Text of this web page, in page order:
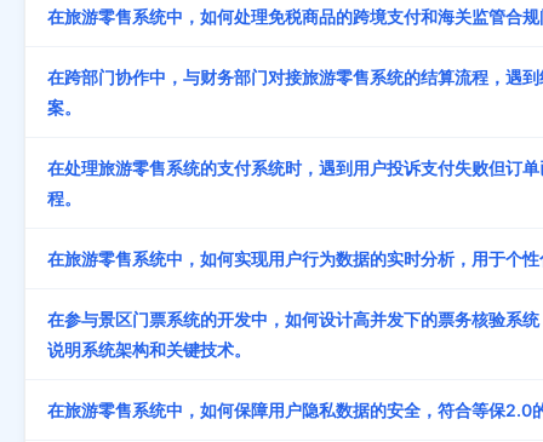
在旅游零售系统中，如何处理免税商品的跨境支付和海关监管合
在跨部门协作中，与财务部门对接旅游零售系统的结算流程，遇
案。
在处理旅游零售系统的支付系统时，遇到用户投诉支付失败但订
程。
在旅游零售系统中，如何实现用户行为数据的实时分析，用于个
在参与景区门票系统的开发中，如何设计高并发下的票务核验系
说明系统架构和关键技术。
在旅游零售系统中，如何保障用户隐私数据的安全，符合等保2.0